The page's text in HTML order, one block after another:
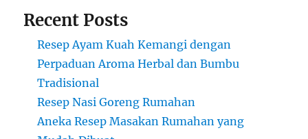
Recent Posts
Resep Ayam Kuah Kemangi dengan
Perpaduan Aroma Herbal dan Bumbu
Tradisional
Resep Nasi Goreng Rumahan
Aneka Resep Masakan Rumahan yang